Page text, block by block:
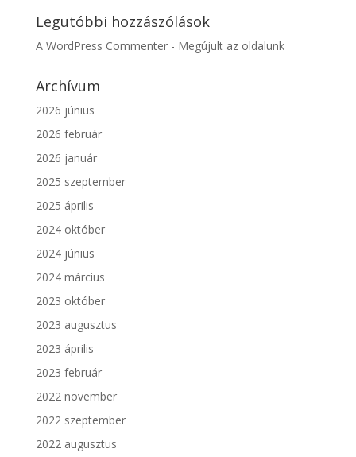
Legutóbbi hozzászólások
A WordPress Commenter- Megújult az oldalunk
Archívum
2026 június
2026 február
2026 január
2025 szeptember
2025 április
2024 október
2024 június
2024 március
2023 október
2023 augusztus
2023 április
2023 február
2022 november
2022 szeptember
2022 augusztus